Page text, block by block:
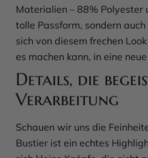
Materialien – 88% Polyester
tolle Passform, sondern
sich von diesem frechen
es machen kann, in eine
Details, die
Verarbeitung
Schauen wir uns die
Bustier ist ein echtes